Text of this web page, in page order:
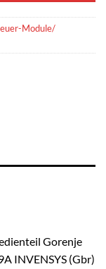
Module/
Gorenje
INVENSYS (Gbr)